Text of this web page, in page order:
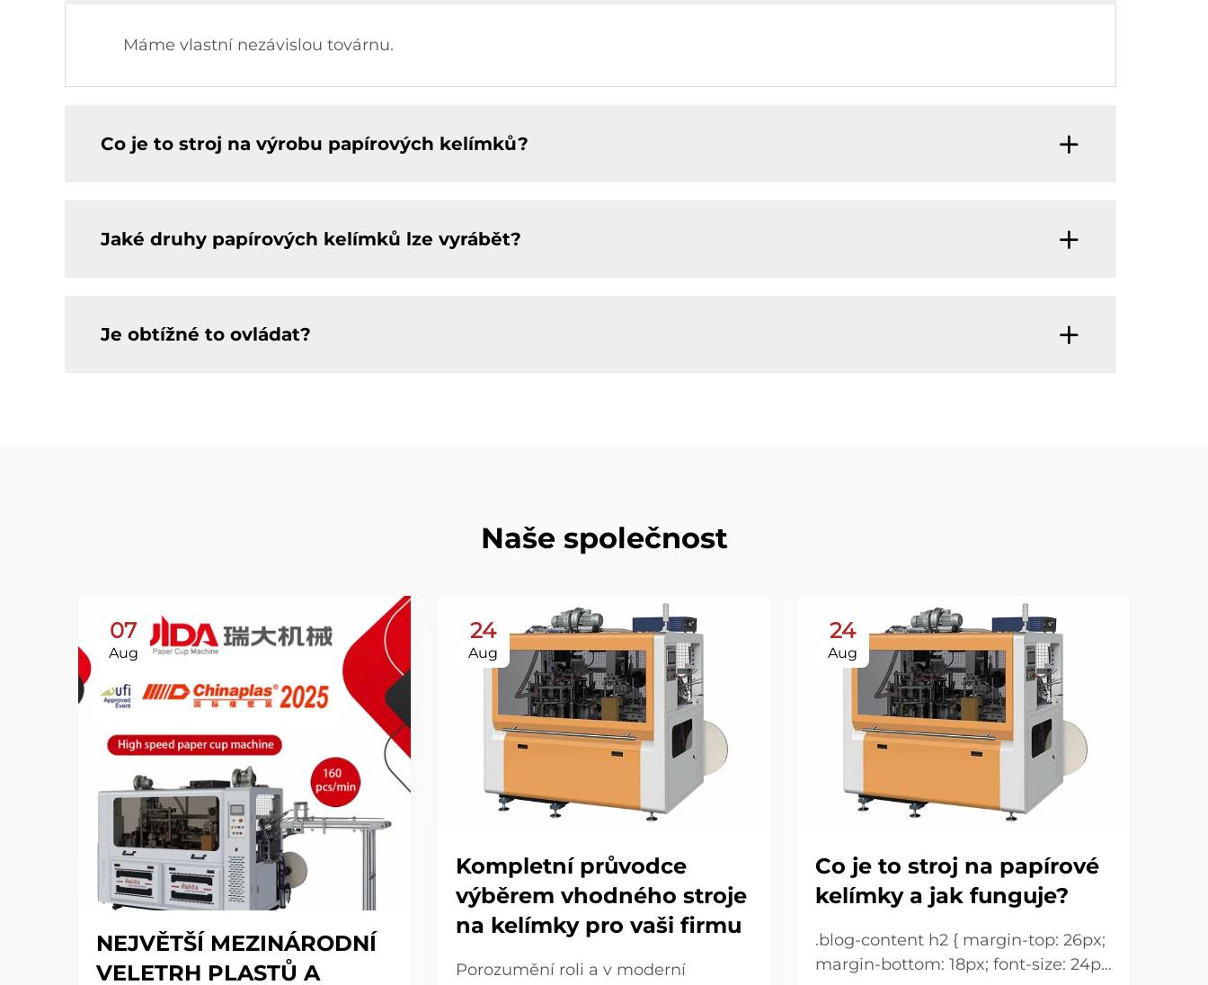
Máme vlastní nezávislou továrnu.
Co je to stroj na výrobu papírových kelímků?
Jaké druhy papírových kelímků lze vyrábět?
Je obtížné to ovládat?
Naše společnost
07
Aug
NEJVĚTŠÍ MEZINÁRODNÍ
VELETRH PLASTŮ A
24
Aug
Kompletní průvodce
výběrem vhodného stroje
na kelímky pro vaši firmu
Porozumění roli a v moderní
24
Aug
Co je to stroj na papírové
kelímky a jak funguje?
.blog-content h2 { margin-top: 26px;
margin-bottom: 18px; font-size: 24px